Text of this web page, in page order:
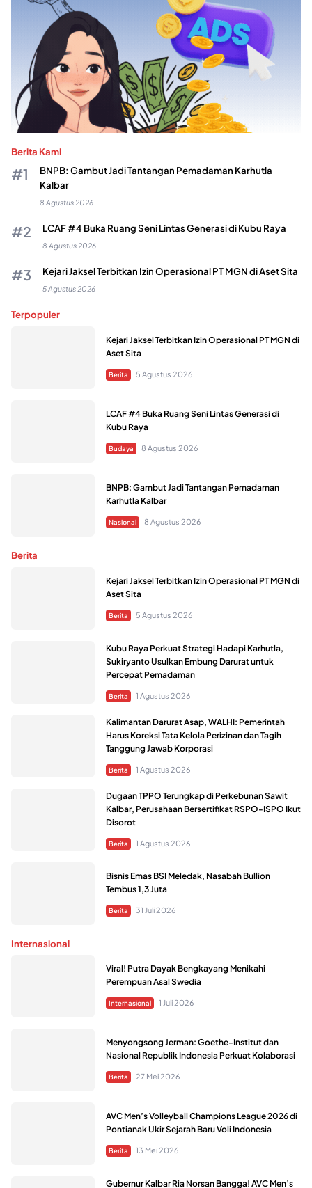
Berita Kami
BNPB: Gambut Jadi Tantangan Pemadaman Karhutla
Kalbar
8 Agustus 2026
LCAF #4 Buka Ruang Seni Lintas Generasi di Kubu Raya
8 Agustus 2026
Kejari Jaksel Terbitkan Izin Operasional PT MGN di Aset Sita
5 Agustus 2026
Terpopuler
Kejari Jaksel Terbitkan Izin Operasional PT MGN di
Aset Sita
Berita 5 Agustus 2026
LCAF #4 Buka Ruang Seni Lintas Generasi di
Kubu Raya
Budaya 8 Agustus 2026
BNPB: Gambut Jadi Tantangan Pemadaman
Karhutla Kalbar
Nasional 8 Agustus 2026
Berita
Kejari Jaksel Terbitkan Izin Operasional PT MGN di
Aset Sita
Berita 5 Agustus 2026
Kubu Raya Perkuat Strategi Hadapi Karhutla,
Sukiryanto Usulkan Embung Darurat untuk
Percepat Pemadaman
Berita 1 Agustus 2026
Kalimantan Darurat Asap, WALHI: Pemerintah
Harus Koreksi Tata Kelola Perizinan dan Tagih
Tanggung Jawab Korporasi
Berita 1 Agustus 2026
Dugaan TPPO Terungkap di Perkebunan Sawit
Kalbar, Perusahaan Bersertifikat RSPO-ISPO Ikut
Disorot
Berita 1 Agustus 2026
Bisnis Emas BSI Meledak, Nasabah Bullion
Tembus 1,3 Juta
Berita 31 Juli 2026
Internasional
Viral! Putra Dayak Bengkayang Menikahi
Perempuan Asal Swedia
Internasional 1 Juli 2026
Menyongsong Jerman: Goethe-Institut dan
Nasional Republik Indonesia Perkuat Kolaborasi
Berita 27 Mei 2026
AVC Men’s Volleyball Champions League 2026 di
Pontianak Ukir Sejarah Baru Voli Indonesia
Berita 13 Mei 2026
Gubernur Kalbar Ria Norsan Bangga! AVC Men’s